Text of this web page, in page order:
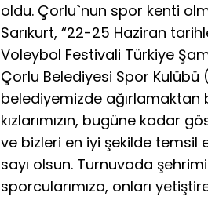
oldu. Çorlu`nun spor kenti
Sarıkurt, “22-25 Haziran
Voleybol Festivali Türkiye
Çorlu Belediyesi Spor Kulübü
belediyemizde
kızlarımızın, bugüne kadar
ve bizleri en iyi şekilde temsil
sayı olsun. Turnuvada
sporcularımıza, onları